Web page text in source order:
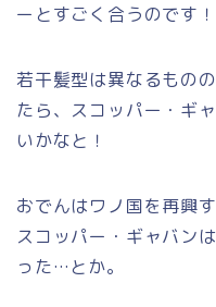
ーとすごく合うのです！
若干髪型は異なるもの
たら、スコッパー・ギ
いかなと！
おでんはワノ国を再興
スコッパー・ギャバン
った…とか。